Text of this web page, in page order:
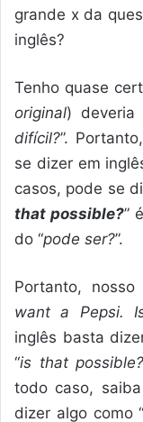
grande x da
inglês?
Tenho quase
original) deveria
difícil?”.
se dizer em
casos, pode se
that possible?”
do “pode ser?”.
Portanto,
want a Pepsi.
inglês basta
“is that
todo caso,
dizer algo como